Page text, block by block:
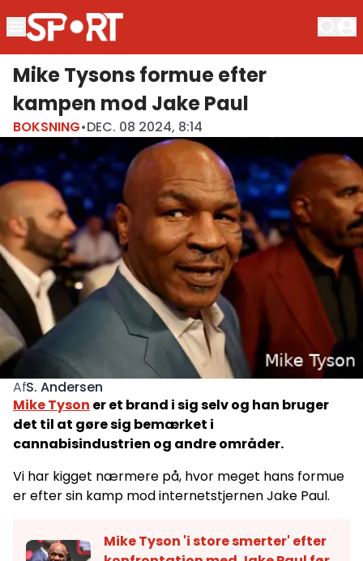
Mike Tysons formue efter
kampen mod Jake Paul
BOKSNING•DEC. 08 2024, 8:14
AfS. Andersen
Mike Tyson er et brand i sig selv og han bruger
det til at gøre sig bemærket i
cannabisindustrien og andre områder.
Vi har kigget nærmere på, hvor meget hans formue
er efter sin kamp mod internetstjernen Jake Paul.
Mike Tyson 'i store smerter' efter